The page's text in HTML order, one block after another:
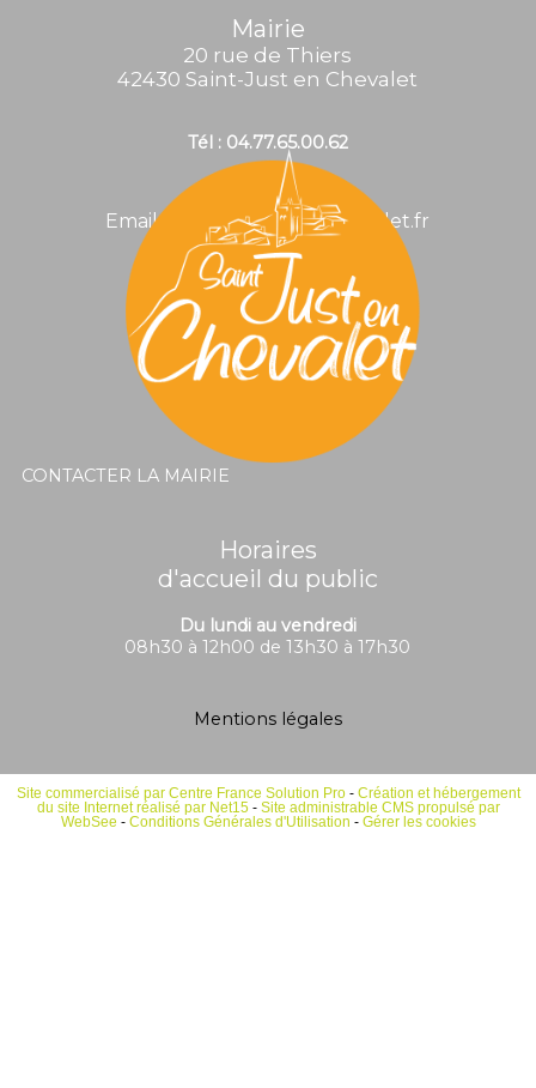
Mairie
20 rue de Thiers
42430 Saint-Just en Chevalet
Tél : 04.77.65.00.62
Email : mairie@stjustenchevalet.fr
CONTACTER LA MAIRIE
Horaires
d'accueil du public
Du lundi au vendredi
08h30 à 12h00 de 13h30 à 17h30
Mentions légales
Site commercialisé par Centre France Solution Pro- Création et hébergement
du site Internet réalisé par Net15- Site administrable CMS propulsé par
WebSee - Conditions Générales d'Utilisation - Gérer les cookies